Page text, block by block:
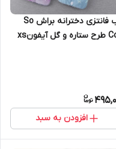
قاب فانتزی دخترانه براش So
Cool طرح ستاره و گل آیفونxs
افزودن به سبد